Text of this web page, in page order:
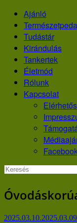
Skip
content
Ajánló
Tudástár
Kirándulás
Tankertek
Életmód
Rólunk
Kapcsolat
2025.03.10.